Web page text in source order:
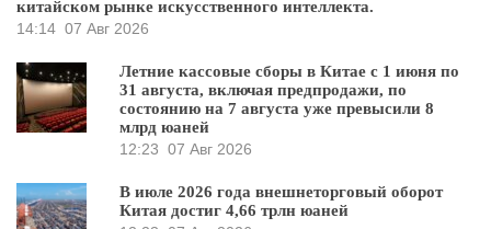
китайском рынке искусственного интеллекта.
14:14 07 Авг 2026
Летние кассовые сборы в Китае с 1 июня по
31 августа, включая предпродажи, по
состоянию на 7 августа уже превысили 8
млрд юаней
12:23 07 Авг 2026
В июле 2026 года внешнеторговый оборот
Китая достиг 4,66 трлн юаней